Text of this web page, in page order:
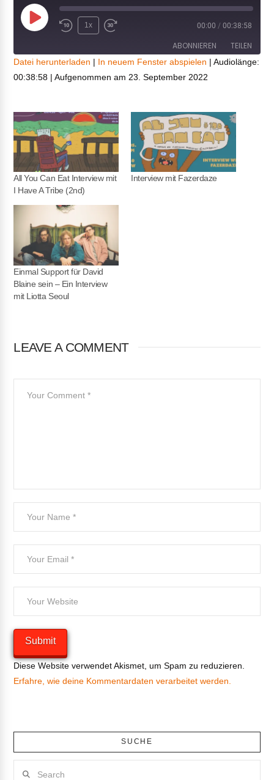
Play
1x 00:00 / 00:38:58
ABONNIEREN TEILEN
TEILEN
EMBED
Datei herunterladen | In neuem Fenster abspielen |Audiolänge:
00:38:58 |Aufgenommen am 23. September 2022
All You Can Eat Interview mit
I Have A Tribe (2nd)
Interview mit Fazerdaze
Einmal Support für David
Blaine sein – Ein Interview
mit Liotta Seoul
LEAVE A COMMENT
Diese Website verwendet Akismet, um Spam zu reduzieren.
Erfahre, wie deine Kommentardaten verarbeitet werden.
SUCHE